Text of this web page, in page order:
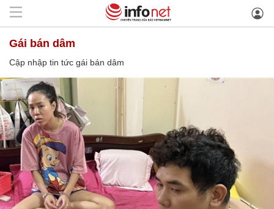
gái bán dâm
Cập nhập tin tức gái bán dâm